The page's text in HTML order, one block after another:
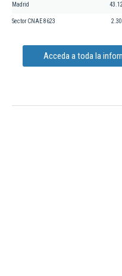
Madrid
Sector CNAE 8623
Acceda a toda la